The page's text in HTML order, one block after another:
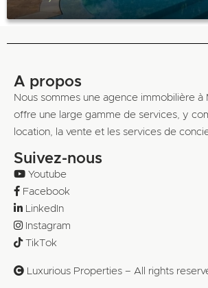
A propos
Nous sommes une agence immobilière à
offre une large gamme de services, y
location, la vente et les services de
Suivez-nous
Youtube
Facebook
LinkedIn
Instagram
TikTok
Luxurious Properties – All rights